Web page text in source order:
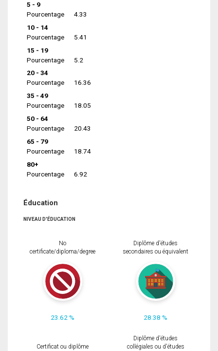
5 - 9
Pourcentage
4.33
10 - 14
Pourcentage
5.41
15 - 19
Pourcentage
5.2
20 - 34
Pourcentage
16.36
35 - 49
Pourcentage
18.05
50 - 64
Pourcentage
20.43
65 - 79
Pourcentage
18.74
80+
Pourcentage
6.92
Éducation
NIVEAU D'ÉDUCATION
No
certificate/diploma/degree
23.62 %
Diplôme d'études
secondaires ou équivalent
28.38 %
Certificat ou diplôme
Diplôme d'études
collégiales ou d'études